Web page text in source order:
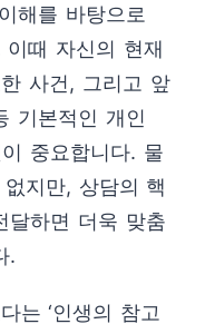
해를 바탕으로
이때 자신의 현재
사건, 그리고 앞
기본적인 개인
중요합니다. 물
지만, 상담의 핵
달하면 더욱 맞춤
.
는 ‘인생의 참고